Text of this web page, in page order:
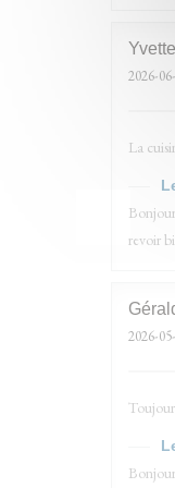
Yvette
2026-
La
revoir
2026-